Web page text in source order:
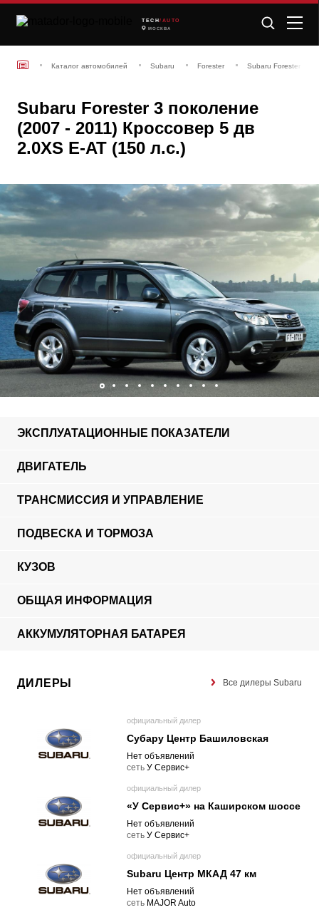
TECH /AUTO
МОСКВА
Каталог автомобилей Subaru Forester Subaru Forester 3
Subaru Forester 3 поколение
(2007 - 2011) Кроссовер 5 дв
2.0XS E-AT (150 л.с.)
ЭКСПЛУАТАЦИОННЫЕ ПОКАЗАТЕЛИ
ДВИГАТЕЛЬ
ТРАНСМИССИЯ И УПРАВЛЕНИЕ
ПОДВЕСКА И ТОРМОЗА
КУЗОВ
ОБЩАЯ ИНФОРМАЦИЯ
АККУМУЛЯТОРНАЯ БАТАРЕЯ
ДИЛЕРЫ Все дилеры Subaru
официальный дилер
Субару Центр Башиловская
Нет объявлений
cеть У Сервис+
официальный дилер
«У Сервис+» на Каширском шоссе
Нет объявлений
cеть У Сервис+
официальный дилер
Subaru Центр МКАД 47 км
Нет объявлений
cеть MAJOR Auto